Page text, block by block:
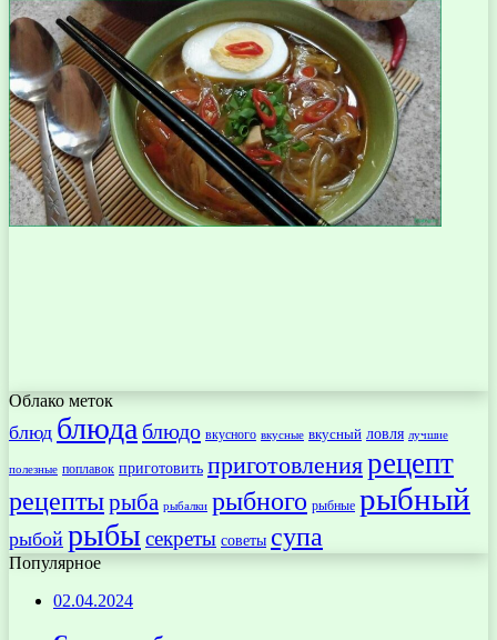
Облако меток
блюд блюда блюдо вкусного вкусные вкусный ловля лучшие
полезные поплавок приготовить приготовлениярецепт
рецептырыба рыбалки рыбного рыбные рыбный
рыбой рыбысекреты советы супа
Популярное
02.04.2024